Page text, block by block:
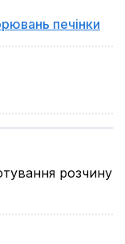
печінки
розчину